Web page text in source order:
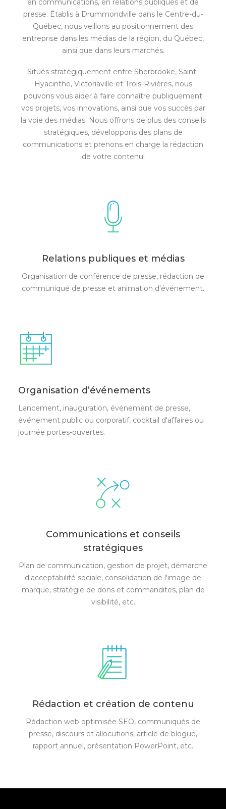
en communications, en relations publiques et de
presse. Établis à Drummondville dans le Centre-du-
Québec, nous veillons au positionnement des
entreprise dans les médias de la région, du Québec,
ainsi que dans leurs marchés.
Situés stratégiquement entre Sherbrooke, Saint-
Hyacinthe, Victoriaville et Trois-Rivières, nous
pouvons vous aider à faire connaître publiquement
vos projets, vos innovations, ainsi que vos succès par
la voie des médias. Nous offrons de plus des conseils
stratégiques, développons des plans de
communications et prenons en charge la rédaction
de votre contenu!
Relations publiques et médias
Organisation de conférence de presse, rédaction de
communiqué de presse et animation d'événement.
Organisation d’événements
Lancement, inauguration, événement de presse,
événement public ou corporatif, cocktail d'affaires ou
journée portes-ouvertes.
Communications et conseils
stratégiques
Plan de communication, gestion de projet, démarche
d'acceptabilité sociale, consolidation de l'image de
marque, stratégie de dons et commandites, plan de
visibilité, etc.
Rédaction et création de contenu
Rédaction web optimisée SEO, communiqués de
presse, discours et allocutions, article de blogue,
rapport annuel, présentation PowerPoint, etc.